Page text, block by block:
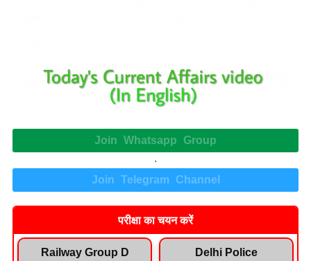
Join Whatsapp Group
.
Join Telegram Channel
परीक्षा का चयन करें
Railway Group D Delhi Police